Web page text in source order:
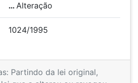
…Alteração
1024/1995
Partindo da lei original,